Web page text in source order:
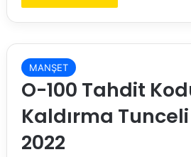
MANŞET
O-100 Tahdit
Kaldırma
2022